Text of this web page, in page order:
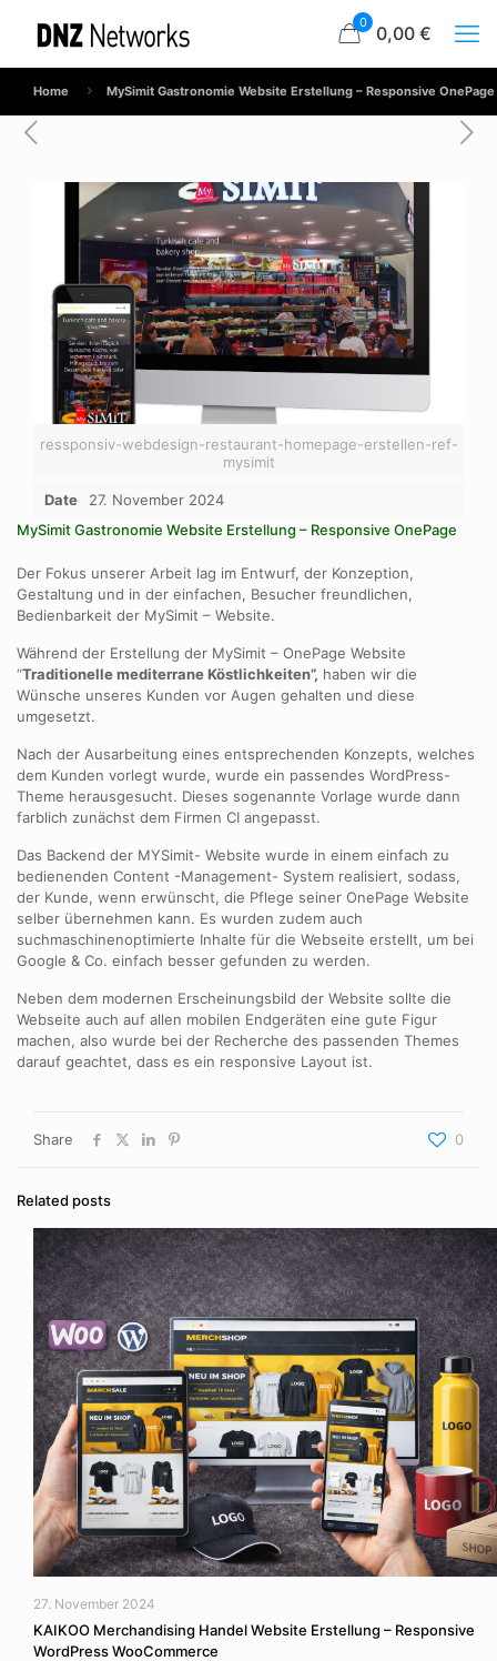
0 0,00 €
Home MySimit Gastronomie Website Erstellung – Responsive OnePage
ressponsiv-webdesign-restaurant-homepage-erstellen-ref-
mysimit
Date
27. November 2024
MySimit Gastronomie Website Erstellung – Responsive OnePage
Der Fokus unserer Arbeit lag im Entwurf, der Konzeption,
Gestaltung und in der einfachen, Besucher freundlichen,
Bedienbarkeit der MySimit – Website.
Während der Erstellung der MySimit – OnePage Website
“Traditionelle mediterrane Köstlichkeiten”, haben wir die
Wünsche unseres Kunden vor Augen gehalten und diese
umgesetzt.
Nach der Ausarbeitung eines entsprechenden Konzepts, welches
dem Kunden vorlegt wurde, wurde ein passendes WordPress-
Theme herausgesucht. Dieses sogenannte Vorlage wurde dann
farblich zunächst dem Firmen CI angepasst.
Das Backend der MYSimit- Website wurde in einem einfach zu
bedienenden Content -Management- System realisiert, sodass,
der Kunde, wenn erwünscht, die Pflege seiner OnePage Website
selber übernehmen kann. Es wurden zudem auch
suchmaschinenoptimierte Inhalte für die Webseite erstellt, um bei
Google & Co. einfach besser gefunden zu werden.
Neben dem modernen Erscheinungsbild der Website sollte die
Webseite auch auf allen mobilen Endgeräten eine gute Figur
machen, also wurde bei der Recherche des passenden Themes
darauf geachtet, dass es ein responsive Layout ist.
Share 0
Related posts
27. November 2024
KAIKOO Merchandising Handel Website Erstellung – Responsive
WordPress WooCommerce